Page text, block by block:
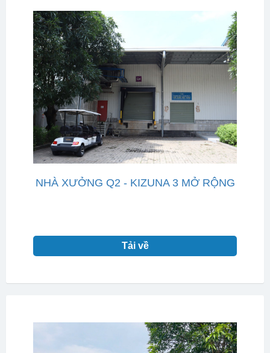
NHÀ XƯỞNG Q2 - KIZUNA 3 MỞ RỘNG
Tải về